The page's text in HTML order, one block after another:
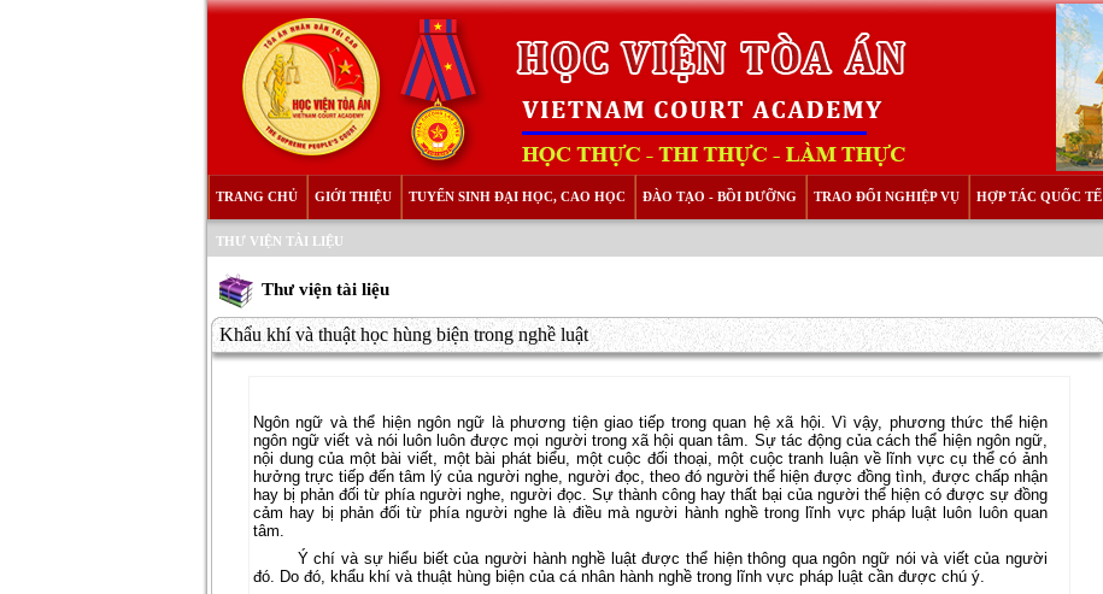
TRANG CHỦ GIỚI THIỆU TUYỂN SINH ĐẠI HỌC, CAO HỌC ĐÀO TẠO - BỒI DƯỠNG TRAO ĐỔI NGHIỆP VỤ HỢP TÁC QUỐC TẾ
THƯ VIỆN TÀI LIỆU
Thư viện tài liệu
Khẩu khí và thuật học hùng biện trong nghề luật
Ngôn ngữ và thể hiện ngôn ngữ là phương tiện giao tiếp trong quan hệ xã hội. Vì vậy, phương thức thể hiện
ngôn ngữ viết và nói luôn luôn được mọi người trong xã hội quan tâm. Sự tác động của cách thể hiện ngôn ngữ,
nội dung của một bài viết, một bài phát biểu, một cuộc đối thoại, một cuộc tranh luận về lĩnh vực cụ thể có ảnh
hưởng trực tiếp đến tâm lý của người nghe, người đọc, theo đó người thể hiện được đồng tình, được chấp nhận
hay bị phản đối từ phía người nghe, người đọc. Sự thành công hay thất bại của người thể hiện có được sự đồng
cảm hay bị phản đối từ phía người nghe là điều mà người hành nghề trong lĩnh vực pháp luật luôn luôn quan
tâm.
Ý chí và sự hiểu biết của người hành nghề luật được thể hiện thông qua ngôn ngữ nói và viết của người
đó. Do đó, khẩu khí và thuật hùng biện của cá nhân hành nghề trong lĩnh vực pháp luật cần được chú ý.